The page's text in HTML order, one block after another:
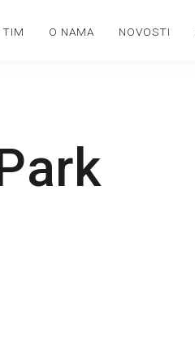
TIM O NAMA NOVOSTI